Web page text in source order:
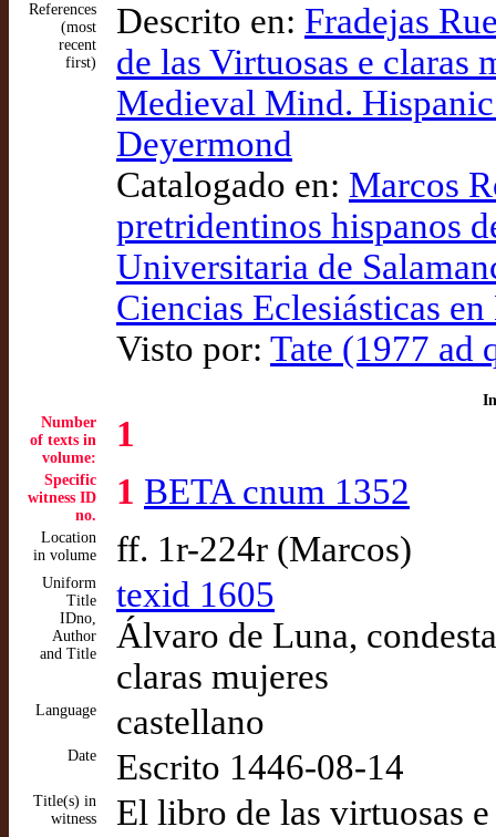
References
(most
recent
first)
Descrito en: Fradejas
de las Virtuosas e claras
Medieval Mind.
Deyermond
Catalogado en: Marcos
pretridentinos hispanos
Universitaria de
Ciencias Eclesiásticas en
Visto por: Tate (1977 ad
Number
of texts in
volume:
1
Specific
witness ID
no.
1 BETA cnum 1352
Location
in volume
ff. 1r-224r (Marcos)
Uniform
Title
IDno,
Author
and Title
texid 1605
Álvaro de Luna,
claras mujeres
Language castellano
Date Escrito 1446-08-14
Title(s) in
witness
El libro de las virtuosas